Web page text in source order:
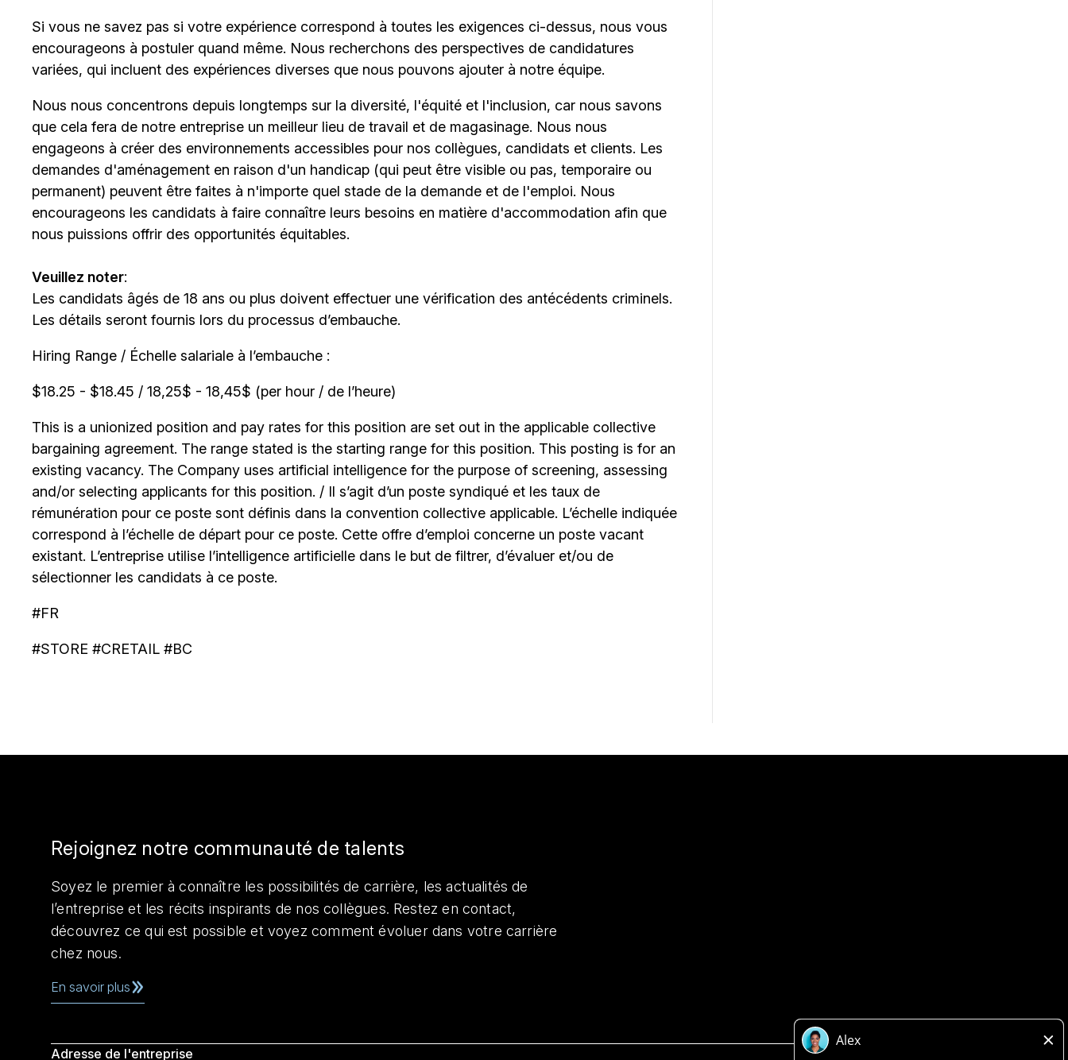
Si vous ne savez pas si votre expérience correspond à toutes les exigences ci-dessus, nous vous
encourageons à postuler quand même. Nous recherchons des perspectives de candidatures
variées, qui incluent des expériences diverses que nous pouvons ajouter à notre équipe.
Nous nous concentrons depuis longtemps sur la diversité, l'équité et l'inclusion, car nous savons
que cela fera de notre entreprise un meilleur lieu de travail et de magasinage. Nous nous
engageons à créer des environnements accessibles pour nos collègues, candidats et clients. Les
demandes d'aménagement en raison d'un handicap (qui peut être visible ou pas, temporaire ou
permanent) peuvent être faites à n'importe quel stade de la demande et de l'emploi. Nous
encourageons les candidats à faire connaître leurs besoins en matière d'accommodation afin que
nous puissions offrir des opportunités équitables.
Veuillez noter:
Les candidats âgés de 18 ans ou plus doivent effectuer une vérification des antécédents criminels.
Les détails seront fournis lors du processus d’embauche.
Hiring Range / Échelle salariale à l’embauche :
$18.25 - $18.45 / 18,25$ - 18,45$ (per hour / de l’heure)
This is a unionized position and pay rates for this position are set out in the applicable collective
bargaining agreement. The range stated is the starting range for this position. This posting is for an
existing vacancy. The Company uses artificial intelligence for the purpose of screening, assessing
and/or selecting applicants for this position. / Il s’agit d’un poste syndiqué et les taux de
rémunération pour ce poste sont définis dans la convention collective applicable. L’échelle indiquée
correspond à l’échelle de départ pour ce poste. Cette offre d’emploi concerne un poste vacant
existant. L’entreprise utilise l’intelligence artificielle dans le but de filtrer, d’évaluer et/ou de
sélectionner les candidats à ce poste.
#FR
#STORE #CRETAIL #BC
Rejoignez notre communauté de talents
Soyez le premier à connaître les possibilités de carrière, les actualités de
l’entreprise et les récits inspirants de nos collègues. Restez en contact,
découvrez ce qui est possible et voyez comment évoluer dans votre carrière
chez nous.
En savoir plus
Adresse de l'entreprise